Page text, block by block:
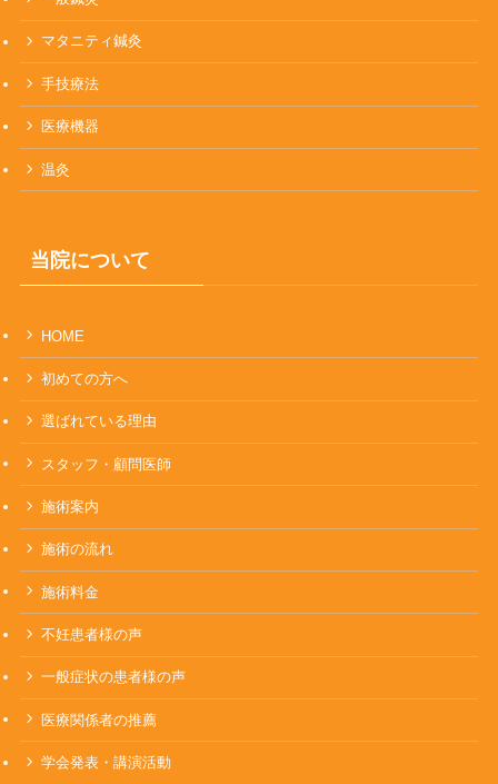
マタニティ鍼灸
手技療法
医療機器
温灸
当院について
HOME
初めての方へ
選ばれている理由
スタッフ・顧問医師
施術案内
施術の流れ
施術料金
不妊患者様の声
一般症状の患者様の声
医療関係者の推薦
学会発表・講演活動